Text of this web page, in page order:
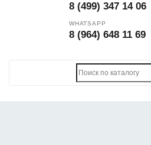
8 (499) 347 14 06
WHATSAPP
8 (964) 648 11 69